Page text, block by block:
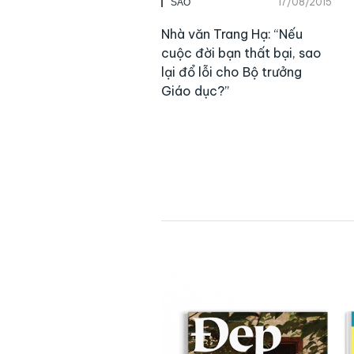
Nhà văn Trang Hạ: “Nếu
cuộc đời bạn thất bại, sao
lại đổ lỗi cho Bộ trưởng
Giáo dục?”